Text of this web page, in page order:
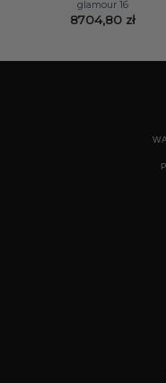
glamour 16
8704,80 zł